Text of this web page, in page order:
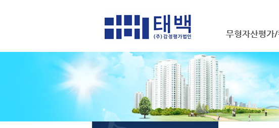
무형자산평가/
영업권
특허권
상표권
기타